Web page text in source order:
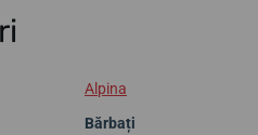
Alpina
Bărbați